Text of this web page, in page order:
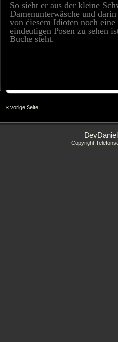
So sieht er aus der kleine
Damenunterwäsche und
von diesem Idioten noch
eindeutigen Posen zu sehen
Buche steht.
« vorige Seite